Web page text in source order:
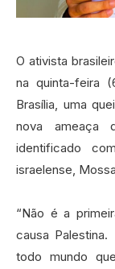
O ativista
na quinta-feira
Brasília, uma
nova ameaça
identificado
israelense,
“Não é a
causa
todo mundo